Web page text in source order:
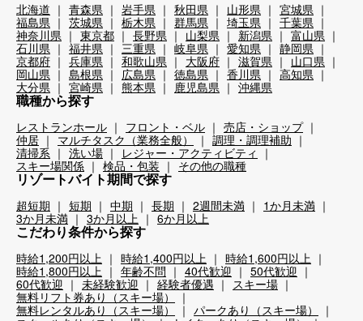
北海道 青森県 岩手県 秋田県 山形県
宮城県
福島県
茨城県 栃木県 群馬県 埼玉県
千葉県
神奈川県
東京都 長野県 山梨県 新潟県
富山県
石川県
福井県 三重県 岐阜県 愛知県
静岡県
京都府
兵庫県 和歌山県 大阪府 滋賀県
山口県
岡山県
島根県 広島県 徳島県 香川県
高知県
大分県
宮崎県 熊本県 鹿児島県 沖縄県
職種から探す
レストランホール フロント・ベル
売店・ショップ
仲居
マルチタスク（業務全般）
調理・調理補助
清掃系
洗い場
レジャー・アクティビティ
スキー場関係
検品・包装 その他の職種
リゾートバイト期間で探す
超短期 短期 中期 長期 2週間未満
1か月未満
3か月未満
3か月以上 6か月以上
こだわり条件から探す
時給1,200円以上 時給1,400円以上
時給1,600円以上
時給1,800円以上
年齢不問 40代歓迎
50代歓迎
60代歓迎
未経験歓迎 経験者優遇
スキー場
無料リフト券あり（スキー場）
無料レンタルあり（スキー場）
パークあり（スキー場）